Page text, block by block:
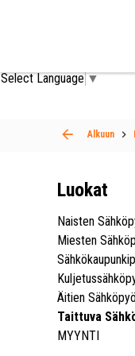
Select Language▼
Alkuun
Luokat
Naisten
Miesten
Äitien
Taittuva
MYYNTI